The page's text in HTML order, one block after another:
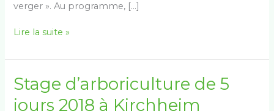
verger ». Au programme, […]
Lire la suite »
Stage d’arboriculture de 5
jours 2018 à Kirchheim
Stage
d’arboriculture
de